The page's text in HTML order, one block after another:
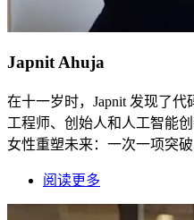
Japnit Ahuja
在十一岁时，Japnit 发现了
工程师、创始人和人工智能
女性重塑未来：一次一项突破
阅读更多